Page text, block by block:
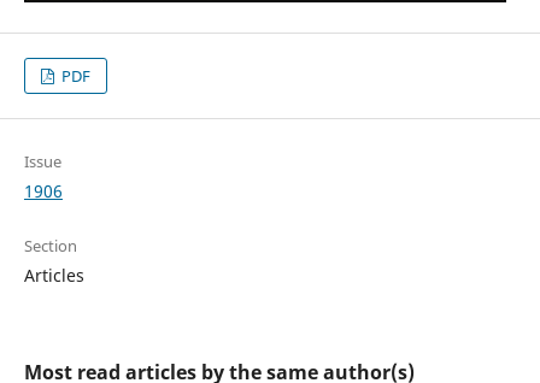
PDF
Issue
1906
Section
Articles
Most read articles by the same author(s)